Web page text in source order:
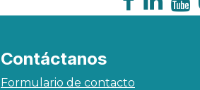
Contáctanos
Formulario de contacto